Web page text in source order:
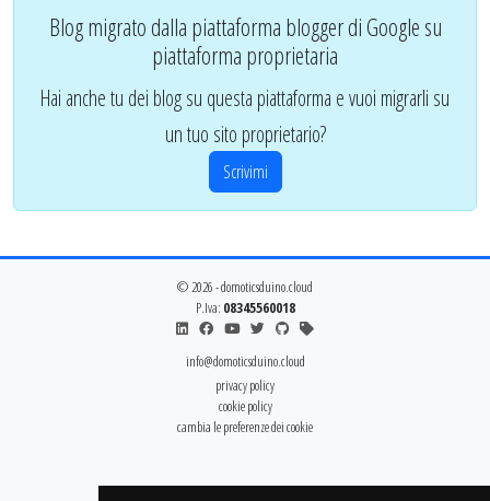
Blog migrato dalla piattaforma blogger di Google su
piattaforma proprietaria
Hai anche tu dei blog su questa piattaforma e vuoi migrarli su
un tuo sito proprietario?
Scrivimi
© 2026 - domoticsduino.cloud
P.Iva: 08345560018
info@domoticsduino.cloud
privacy policy
cookie policy
cambia le preferenze dei cookie